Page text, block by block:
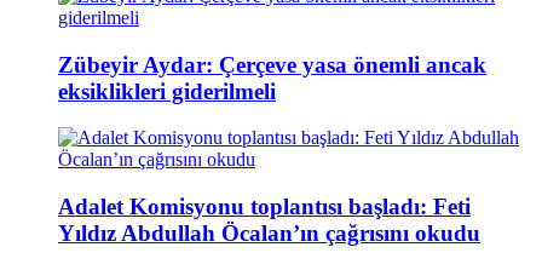
Zübeyir Aydar: Çerçeve yasa önemli ancak
eksiklikleri giderilmeli
Adalet Komisyonu toplantısı başladı: Feti
Yıldız Abdullah Öcalan’ın çağrısını okudu